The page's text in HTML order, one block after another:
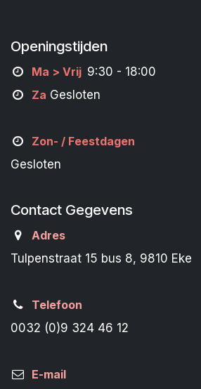
Openingstijden
Ma > Vrij 9:30 - 18:00
Za Gesloten
Zon- / Feestdagen
Gesloten
Contact Gegevens
Adres
Tulpenstraat 15 bus 8, 9810 Eke
Telefoon
0032 (0)9 324 46 12
E-mail